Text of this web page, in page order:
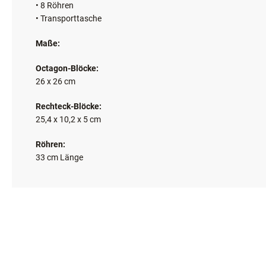
• 8 Röhren
• Transporttasche
Maße:
Octagon-Blöcke:
26 x 26 cm
Rechteck-Blöcke:
25,4 x 10,2 x 5 cm
Röhren:
33 cm Länge